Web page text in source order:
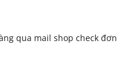
qua mail shop check đơn